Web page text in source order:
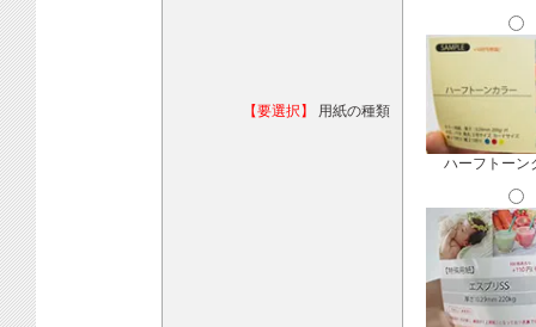
【要選択】 用紙の種類
ハーフトーン